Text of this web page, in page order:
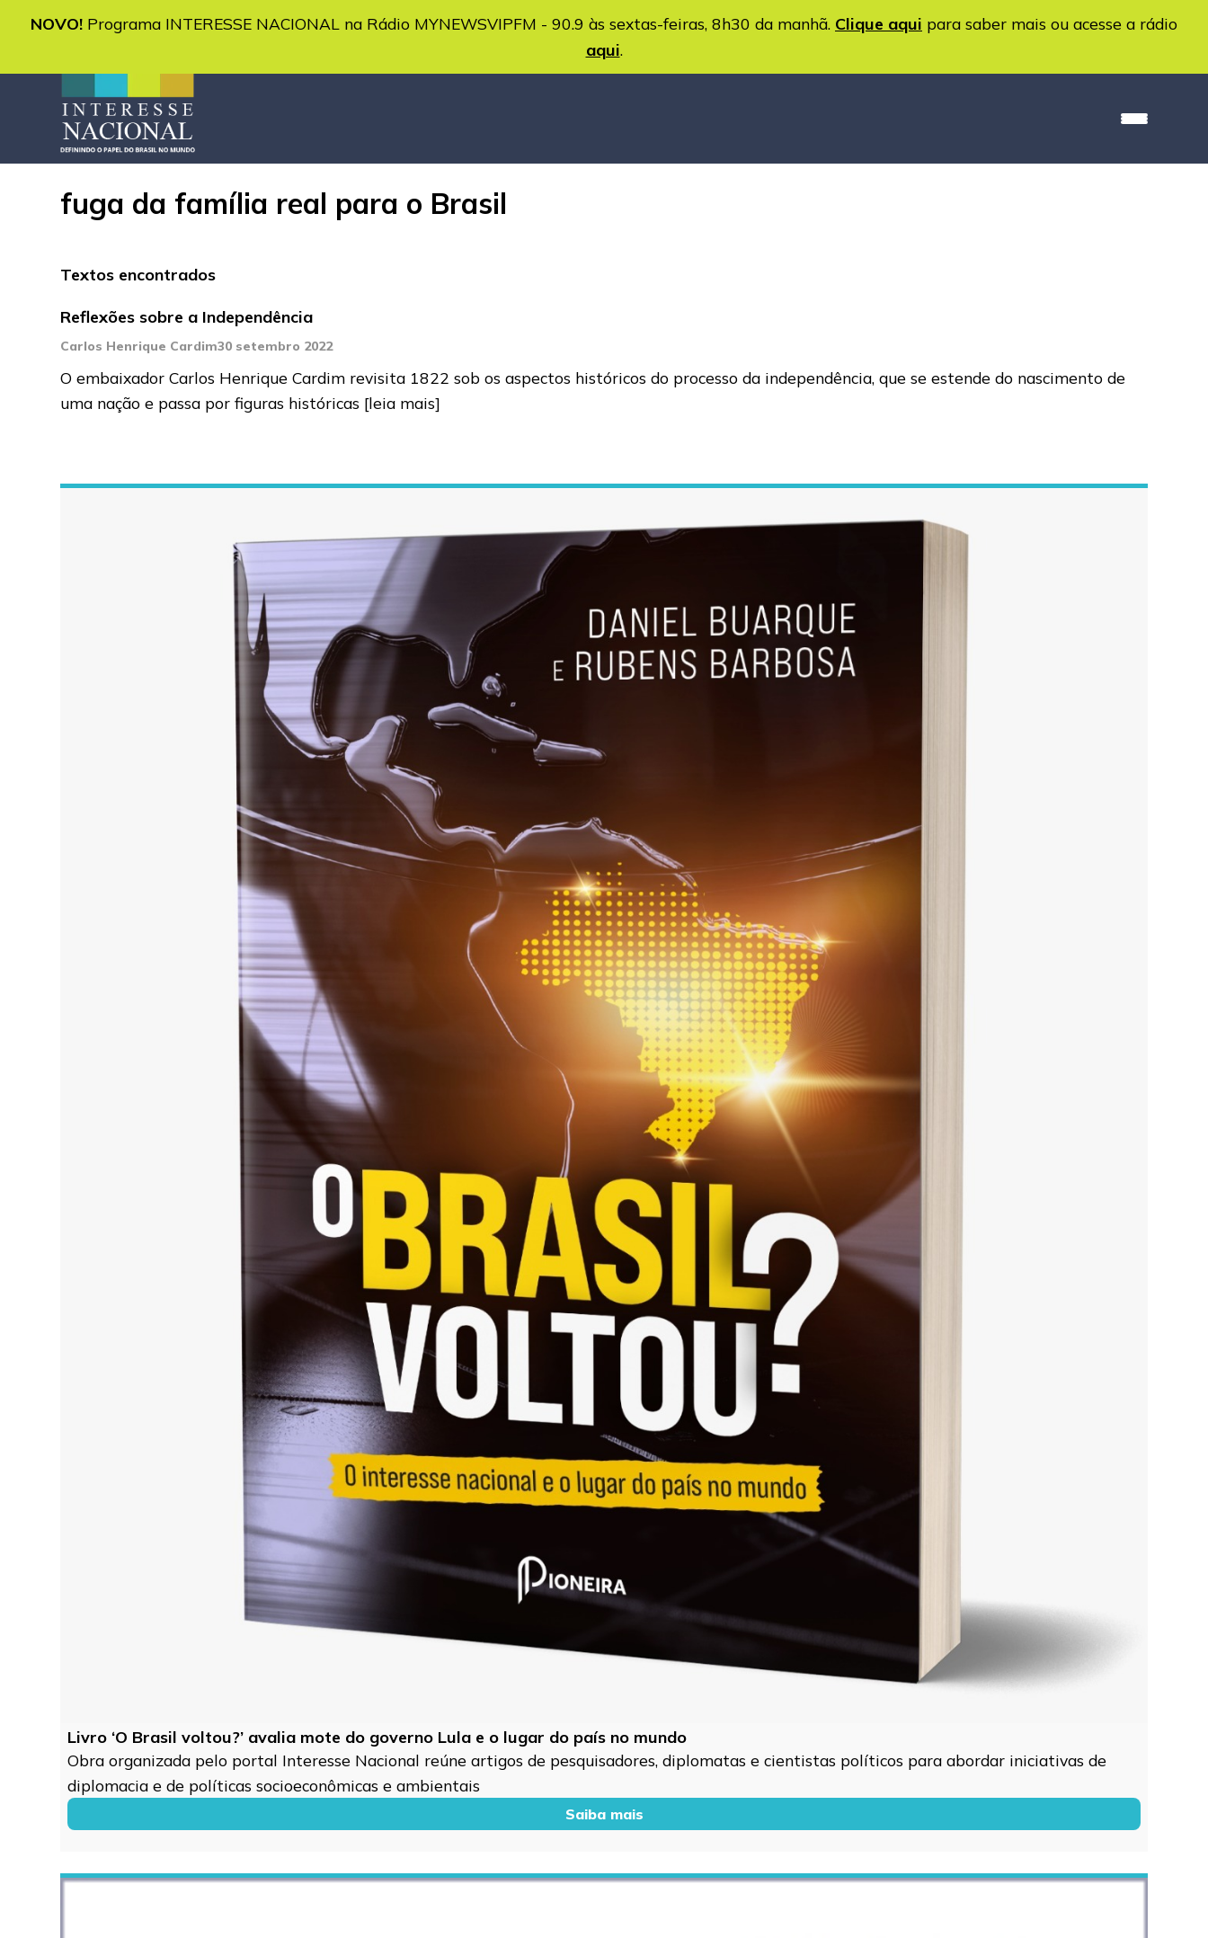
NOVO! Programa INTERESSE NACIONAL na Rádio MYNEWSVIPFM - 90.9 às sextas-feiras, 8h30 da manhã. Clique aqui para saber mais ou acesse a rádio
aqui.
fuga da família real para o Brasil
Textos encontrados
Reflexões sobre a Independência
Carlos Henrique Cardim30 setembro 2022
O embaixador Carlos Henrique Cardim revisita 1822 sob os aspectos históricos do processo da independência, que se estende do nascimento de
uma nação e passa por figuras históricas [leia mais]
Livro ‘O Brasil voltou?’ avalia mote do governo Lula e o lugar do país no mundo
Obra organizada pelo portal Interesse Nacional reúne artigos de pesquisadores, diplomatas e cientistas políticos para abordar iniciativas de
diplomacia e de políticas socioeconômicas e ambientais
Saiba mais